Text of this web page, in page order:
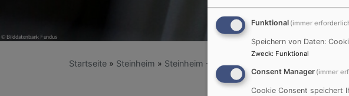
Startseite Steinheim Steinheim - Wir stellen uns vor
Funktional (immer
Speichern von Daten:
Zweck: Funktional
Consent Manager (immer
Cookie Consent speichert